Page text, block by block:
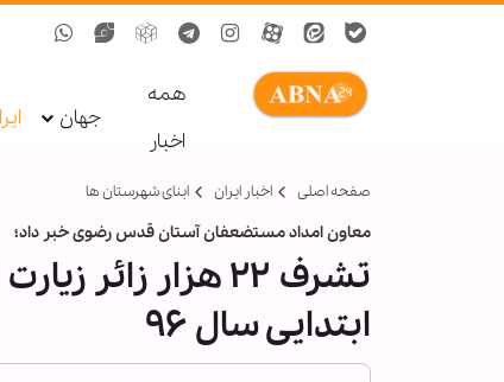
همه
اخبار
جهان
صفحه اصلی اخبار ایران ابنای شهرستان ها
معاون امداد مستضعفان آستان قدس رضوی خبر داد؛
تشرف ۲۲ هزار
ابتدایی سال ۹۶